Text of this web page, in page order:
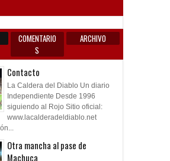
COMENTARIO
S
ARCHIVO
Contacto
La Caldera del Diablo Un diario
Independiente Desde 1996
siguiendo al Rojo Sitio oficial:
www.lacalderadeldiablo.net
Otra mancha al pase de
Machuca